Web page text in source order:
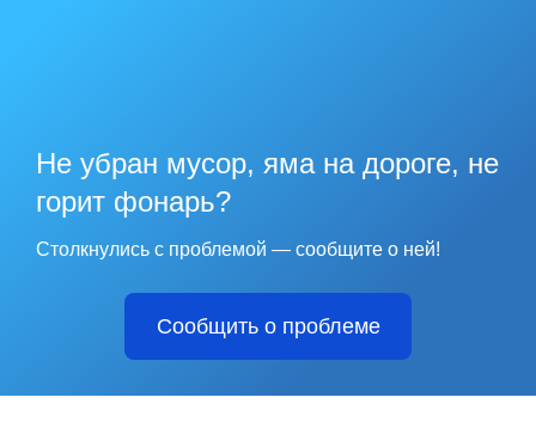
Не убран мусор, яма на дороге, не
горит фонарь?
Столкнулись с проблемой — сообщите о ней!
Сообщить о проблеме